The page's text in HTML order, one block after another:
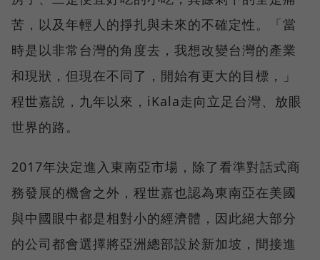
苦，以及年輕人的掙扎與未來的不確定性。「當
時是以非常台灣的角度去，我想改變台灣的產業
和現狀，但現在不同了，開始有更大的目標，」
程世嘉說，九年以來，iKala走向立足台灣、放眼
世界的路。
2017年決定進入東南亞市場，除了看準對話式商
務發展的機會之外，程世嘉也認為東南亞在美國
與中國眼中都是相對小的經濟體，因此絕大部分
的公司都會選擇將亞洲總部設於新加坡，間接進